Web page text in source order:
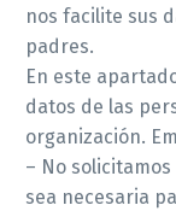
nos facilite sus
padres.
En este
datos de las
organización.
– No
sea necesaria